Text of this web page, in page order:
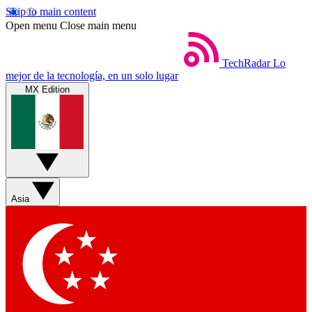
Skip to main content
Open menu Close main menu
TechRadar Lo
mejor de la tecnología, en un solo lugar
MX Edition
Asia